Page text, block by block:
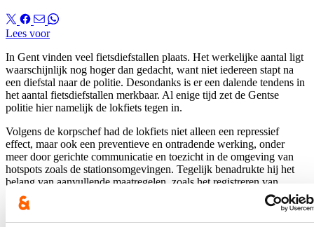
Lees voor
In Gent vinden veel fietsdiefstallen plaats. Het werkelijke aantal ligt
waarschijnlijk nog hoger dan gedacht, want niet iedereen stapt na
een diefstal naar de politie. Desondanks is er een dalende tendens in
het aantal fietsdiefstallen merkbaar. Al enige tijd zet de Gentse
politie hier namelijk de lokfiets tegen in.
Volgens de korpschef had de lokfiets niet alleen een repressief
effect, maar ook een preventieve en ontradende werking, onder
meer door gerichte communicatie en toezicht in de omgeving van
hotspots zoals de stationsomgevingen. Tegelijk benadrukte hij het
belang van aanvullende maatregelen, zoals het registreren van
fietsen via MyBike en het correct beveiligen van fietsen door de
gebruikers zelf. Ten slotte had hij het ook over het actief werken van
de Gentse politie op de teruggave van de gestolen fiets aan de